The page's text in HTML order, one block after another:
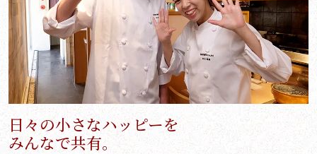
日々の小さなハッピーを
みんなで共有。